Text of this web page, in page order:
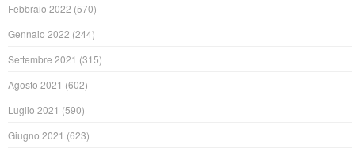
Febbraio 2022 (570)
Gennaio 2022 (244)
Settembre 2021 (315)
Agosto 2021 (602)
Luglio 2021 (590)
Giugno 2021 (623)